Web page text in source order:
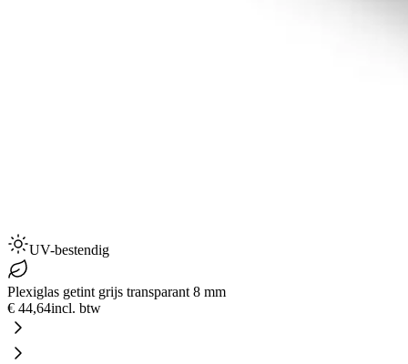
UV-bestendig
Plexiglas getint grijs transparant 8 mm
€ 44,64incl. btw